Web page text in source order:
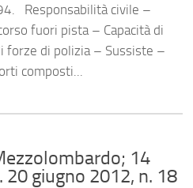
Responsabilità civile –
fuori pista – Capacità di
forze di polizia – Sussiste –
composti...
14
giugno 2012, n. 18